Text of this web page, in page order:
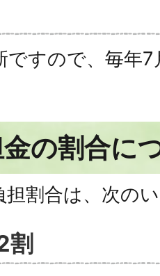
ですので、毎年
の割合に
担割合は、次の
割